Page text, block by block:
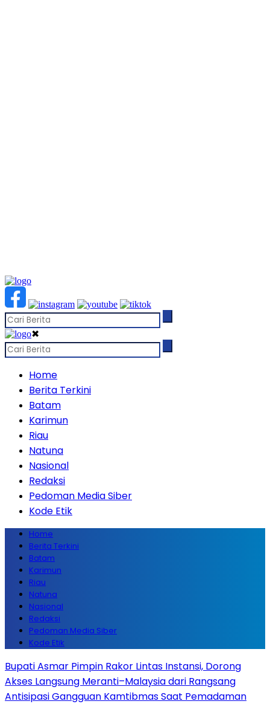
✖
Home
Berita Terkini
Batam
Karimun
Riau
Natuna
Nasional
Redaksi
Pedoman Media Siber
Kode Etik
Home
Berita Terkini
Batam
Karimun
Riau
Natuna
Nasional
Redaksi
Pedoman Media Siber
Kode Etik
Bupati Asmar Pimpin Rakor Lintas Instansi, Dorong
Akses Langsung Meranti–Malaysia dari Rangsang
Antisipasi Gangguan Kamtibmas Saat Pemadaman